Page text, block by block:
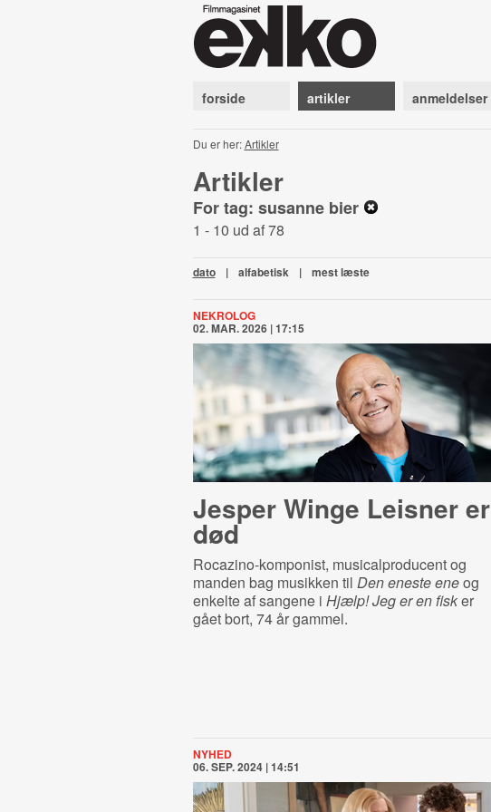
forside artikler anmeldelser
Du er her:Artikler
Artikler
For tag: susanne bier
1 - 10 ud af 78
dato | alfabetisk | mest læste
NEKROLOG
02. MAR. 2026 | 17:15
Jesper Winge Leisner er
død
Rocazino-komponist, musicalproducent og
manden bag musikken til Den eneste eneog
enkelte af sangene i Hjælp! Jeg er en fisker
gået bort, 74 år gammel.
NYHED
06. SEP. 2024 | 14:51